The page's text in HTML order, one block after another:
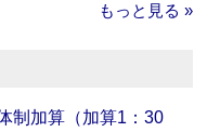
もっと見る »
制加算（加算1：30